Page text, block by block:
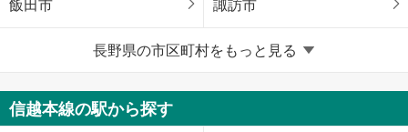
小諸市
伊那市
長野県の市区町村をもっと見る
信越本線の駅から探す